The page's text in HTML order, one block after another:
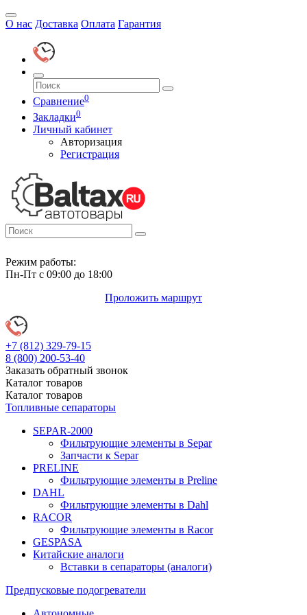
О нас Доставка Оплата Гарантия
Сравнение0
Закладки0
Личный кабинет
Авторизация
Регистрация
Режим работы:
Пн-Пт с 09:00 до 18:00
Проложить маршрут
+7 (812) 329-79-15
8 (800) 200-53-40
Заказать обратный звонок
Каталог товаров
Каталог товаров
Топливные сепараторы
SEPAR-2000
Фильтрующие элементы в Separ
Запчасти к Separ
PRELINE
Фильтрующие элементы в Preline
DAHL
Фильтрующие элементы в Dahl
RACOR
Фильтрующие элементы в Racor
GESPASA
Китайские аналоги
Вставки в сепараторы (аналоги)
Предпусковые подогреватели